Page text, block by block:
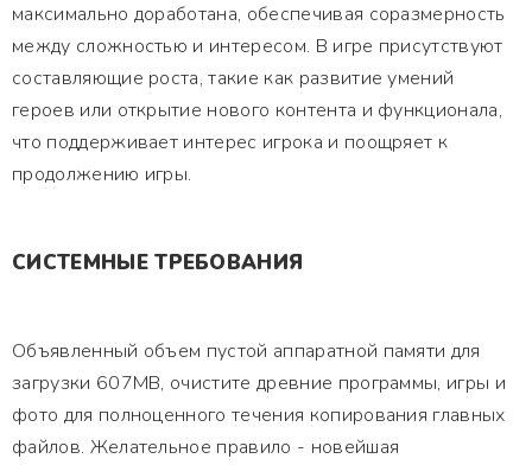
максимально доработана, обеспечивая соразмерность
между сложностью и интересом. В игре присутствуют
составляющие роста, такие как развитие умений
героев или открытие нового контента и функционала,
что поддерживает интерес игрока и поощряет к
продолжению игры.
СИСТЕМНЫЕ ТРЕБОВАНИЯ
Объявленный объем пустой аппаратной памяти для
загрузки 607MB, очистите древние программы, игры и
фото для полноценного течения копирования главных
файлов. Желательное правило - новейшая